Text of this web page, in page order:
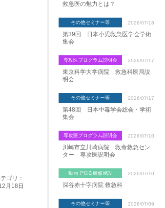
ゴリ：
月18日
救急医の魅力とは？
その他セミナー等 2026/07/18
第39回 日本小児救急医学会学術
集会
専攻医プログラム説明会 2026/07/17
東京科学大学病院 救急科医局説
明会
その他セミナー等 2026/07/17
第48回 日本中毒学会総会・学術
集会
専攻医プログラム説明会 2026/07/10
川崎市立川崎病院 救命救急セン
ター 専攻医説明会
動画で知る研修施設 2026/07/10
深谷赤十字病院 救急科
その他セミナー等 2026/07/09